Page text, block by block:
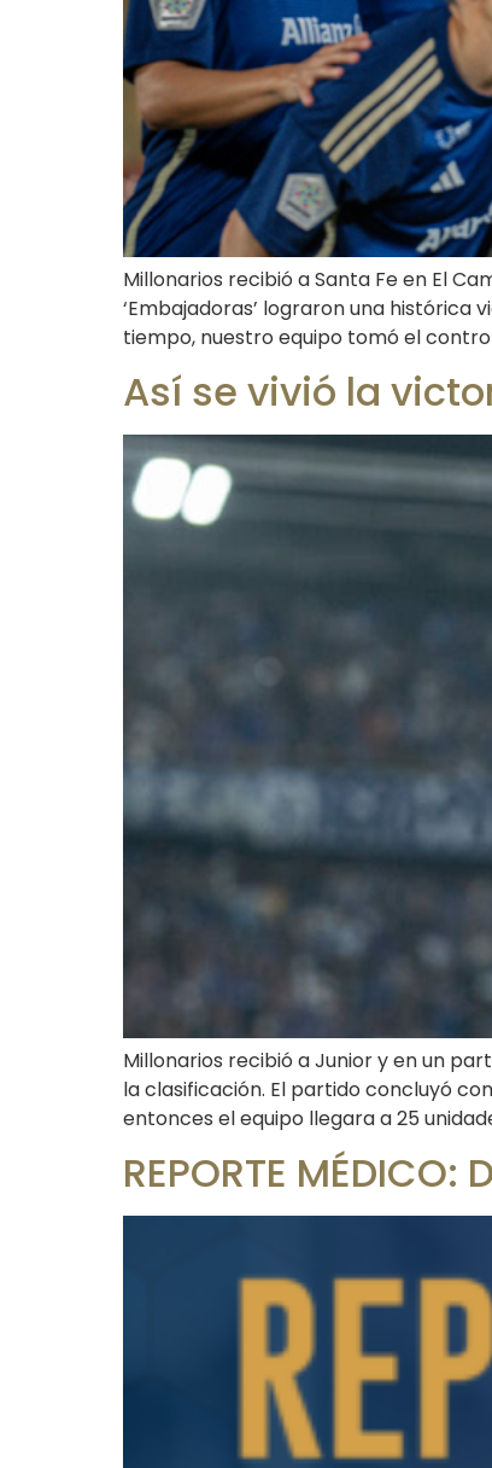
Millonarios recibió a Santa Fe en El
‘Embajadoras’ lograron una histórica
tiempo, nuestro equipo tomó el
Así se vivió la
Millonarios recibió a Junior y en un
la clasificación. El partido concluyó
entonces el equipo llegara a 25
REPORTE MÉDICO: